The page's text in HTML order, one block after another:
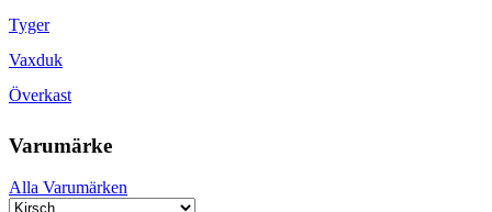
Tyger
Vaxduk
Överkast
Varumärke
Alla Varumärken